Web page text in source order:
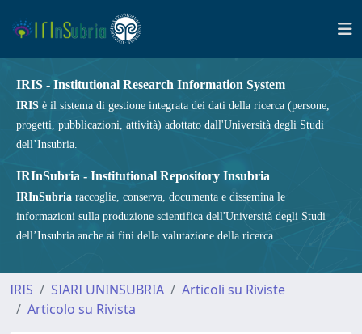
IRIS - Institutional Research Information System
IRIS è il sistema di gestione integrata dei dati della ricerca (persone,
progetti, pubblicazioni, attività) adottato dall'Università degli Studi
dell’Insubria.
IRInSubria - Institutional Repository Insubria
IRInSubria raccoglie, conserva, documenta e dissemina le
informazioni sulla produzione scientifica dell'Università degli Studi
dell’Insubria anche ai fini della valutazione della ricerca.
IRIS SIARI UNINSUBRIA
Articoli su Riviste
Articolo su Rivista